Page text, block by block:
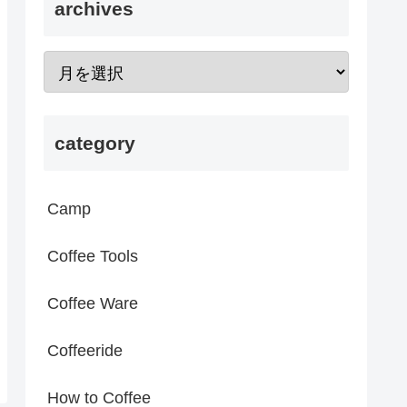
archives
category
Camp
Coffee Tools
Coffee Ware
Coffeeride
How to Coffee